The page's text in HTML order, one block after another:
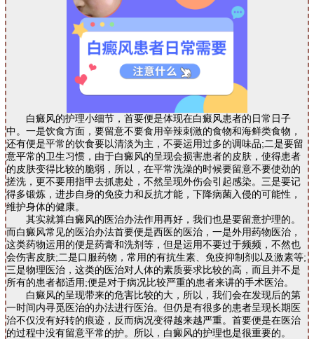
白癜风的护理小细节，首要便是体现在白癜风患者的日常日子
中。一是饮食方面，要留意不要食用辛辣刺激的食物和海鲜类食物，
还有便是平常的饮食要以清淡为主，不要运用过多的调味品;二是要留
意平常的卫生习惯，由于白癜风的呈现会损害患者的皮肤，使得患者
的皮肤变得比较的脆弱，所以，在平常洗澡的时候要留意不要使劲的
搓洗，更不要用指甲去抓患处，不然呈现外伤会引起感染。三是要记
得多锻炼，进步自身的免疫力和反抗才能，下降病菌入侵的可能性，
维护身体的健康。
其实就算白癜风的医治办法作用再好，我们也是要留意护理的。
而白癜风常见的医治办法首要便是西医的医治，一是外用药物医治，
这类药物运用的便是药膏和洗剂等，但是运用不要过于频频，不然也
会伤害皮肤;二是口服药物，常用的有抗生素、免疫抑制剂以及激素等;
三是物理医治，这类的医治对人体的素质要求比较的高，而且并不是
所有的患者都适用;便是对于病况比较严重的患者来讲的手术医治。
白癜风的呈现带来的危害比较的大，所以，我们会在发现后的第
一时间内寻觅医治的办法进行医治。但仍是有很多的患者呈现长期医
治不仅没有好转的痕迹，反而病况变得越来越严重。首要便是在医治
的过程中没有留意平常的护。所以，白癜风的护理也是很重要的。